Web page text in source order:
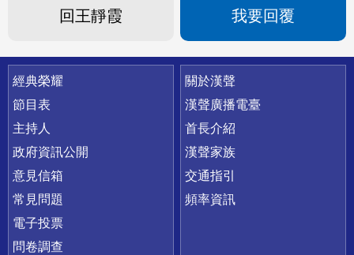
回王靜霞 我要回覆
快速連結
經典榮耀
節目表
主持人
政府資訊公開
意見信箱
常見問題
電子投票
問卷調查
關於漢聲
漢聲廣播電臺
首長介紹
漢聲家族
交通指引
頻率資訊